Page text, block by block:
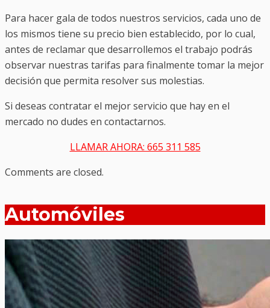
Para hacer gala de todos nuestros servicios, cada uno de
los mismos tiene su precio bien establecido, por lo cual,
antes de reclamar que desarrollemos el trabajo podrás
observar nuestras tarifas para finalmente tomar la mejor
decisión que permita resolver sus molestias.
Si deseas contratar el mejor servicio que hay en el
mercado no dudes en contactarnos.
LLAMAR AHORA: 665 311 585
Comments are closed.
Automóviles